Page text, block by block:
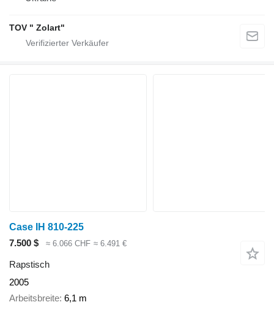
TOV " Zolart"
Case IH 810-225
7.500 $
≈ 6.066 CHF ≈ 6.491 €
Rapstisch
2005
Arbeitsbreite 6,1 m